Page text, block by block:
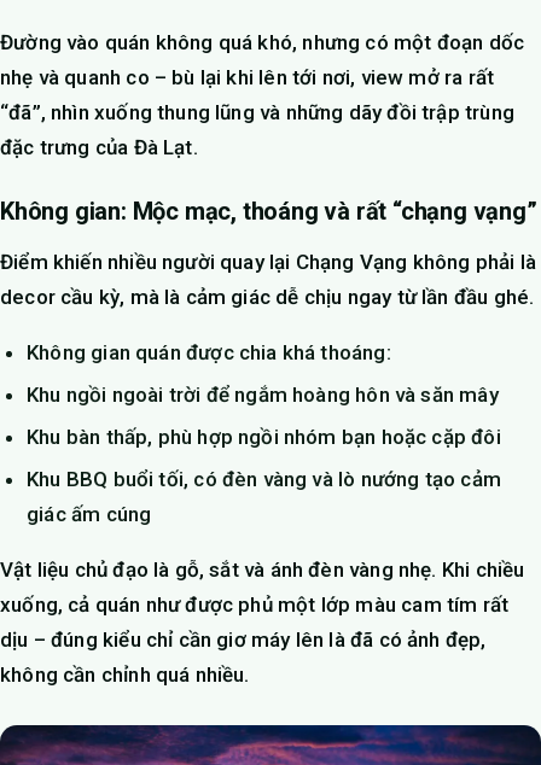
Đường vào quán không quá khó, nhưng có một đoạn dốc
nhẹ và quanh co – bù lại khi lên tới nơi, view mở ra rất
“đã”, nhìn xuống thung lũng và những dãy đồi trập trùng
đặc trưng của Đà Lạt.
Không gian: Mộc mạc, thoáng và rất “chạng vạng”
Điểm khiến nhiều người quay lại Chạng Vạng không phải là
decor cầu kỳ, mà là cảm giác dễ chịu ngay từ lần đầu ghé.
Không gian quán được chia khá thoáng:
Khu ngồi ngoài trời để ngắm hoàng hôn và săn mây
Khu bàn thấp, phù hợp ngồi nhóm bạn hoặc cặp đôi
Khu BBQ buổi tối, có đèn vàng và lò nướng tạo cảm
giác ấm cúng
Vật liệu chủ đạo là gỗ, sắt và ánh đèn vàng nhẹ. Khi chiều
xuống, cả quán như được phủ một lớp màu cam tím rất
dịu – đúng kiểu chỉ cần giơ máy lên là đã có ảnh đẹp,
không cần chỉnh quá nhiều.